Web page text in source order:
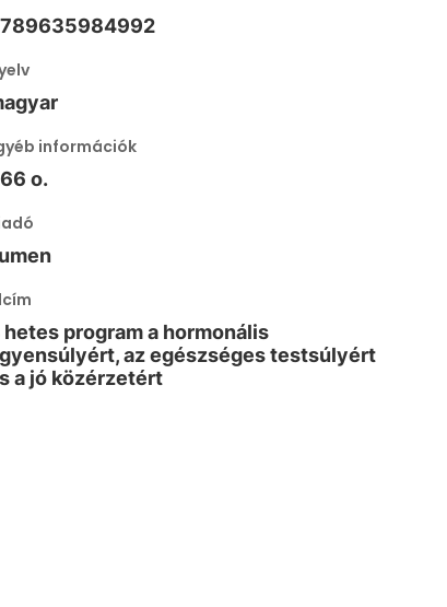
információk
o.
hetes program a hormonális
az egészséges testsúlyért
a jó közérzetért